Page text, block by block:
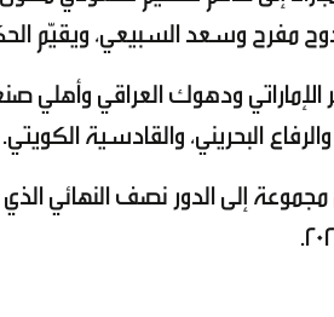
مفرح وسعد السبيعي، ويقيّم
ودهوك العراقي وأهلي
البحريني، والقادسية الكويتي.
إلى الدور نصف النهائي